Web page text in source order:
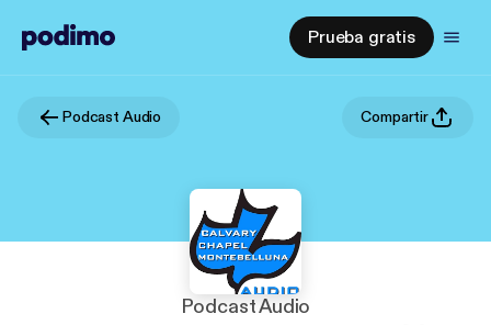
Prueba gratis
Podcast Audio Compartir
Podcast Audio